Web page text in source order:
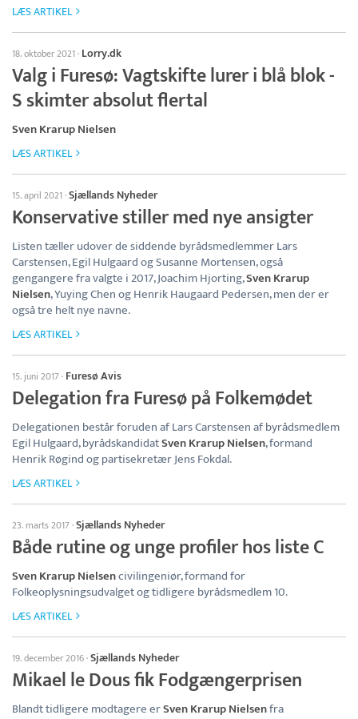
LÆS ARTIKEL
18. oktober 2021· Lorry.dk
Valg i Furesø: Vagtskifte lurer i blå blok -
S skimter absolut flertal
Sven Krarup Nielsen
LÆS ARTIKEL
15. april 2021·Sjællands Nyheder
Konservative stiller med nye ansigter
Listen tæller udover de siddende byrådsmedlemmer Lars
Carstensen, Egil Hulgaard og Susanne Mortensen, også
gengangere fra valgte i 2017, Joachim Hjorting,Sven Krarup
Nielsen, Yuying Chen og Henrik Haugaard Pedersen, men der er
også tre helt nye navne.
LÆS ARTIKEL
15. juni 2017· Furesø Avis
Delegation fra Furesø på Folkemødet
Delegationen består foruden af Lars Carstensen af byrådsmedlem
Egil Hulgaard, byrådskandidatSven Krarup Nielsen, formand
Henrik Røgind og partisekretær Jens Fokdal.
LÆS ARTIKEL
23. marts 2017·Sjællands Nyheder
Både rutine og unge profiler hos liste C
Sven Krarup Nielsencivilingeniør, formand for
Folkeoplysningsudvalget og tidligere byrådsmedlem 10.
LÆS ARTIKEL
19. december 2016·Sjællands Nyheder
Mikael le Dous fik Fodgængerprisen
Blandt tidligere modtagere erSven Krarup Nielsenfra